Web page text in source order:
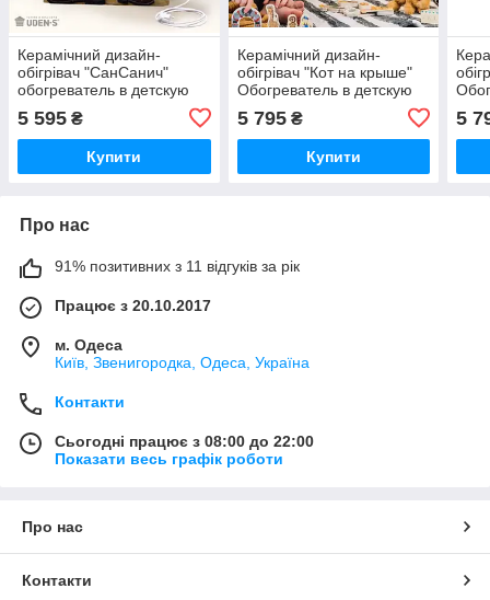
Керамічний дизайн-
обігрівач "СанСанич"
обогреватель в детскую
5 595 ₴
Купити
Керамічний дизайн-
обігрівач "Кот на крыше"
Обогреватель в детскую
5 795₴
Купити
5
Про нас
91% позитивних з 11 відгуків за рік
Працює з 20.10.2017
м. Одеса
Київ, Звенигородка, Одеса, Україна
Контакти
Сьогодні працює з 08:00 до 22:00
Показати весь графік роботи
Про нас
Контакти